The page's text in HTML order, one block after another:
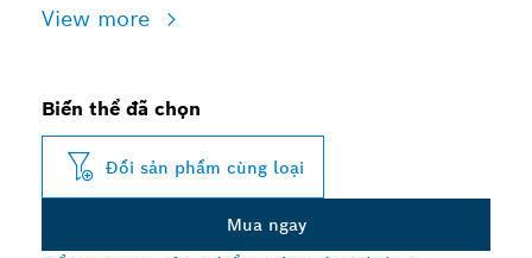
View more
Biến thể đã chọn
Đổi sản phẩm cùng loại
Mua ngay